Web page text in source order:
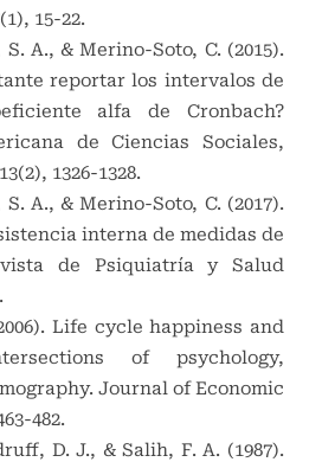
15-22.
A., & Merino-Soto, C. (2015).
reportar los intervalos de
alfa de Cronbach?
de Ciencias Sociales,
1326-1328.
A., & Merino-Soto, C. (2017).
interna de medidas de
de Psiquiatría y Salud
Life cycle happiness and
of psychology,
Journal of Economic
482.
D. J., & Salih, F. A. (1987).